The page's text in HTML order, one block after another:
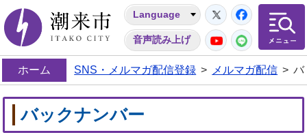
潮来市
Language
音声読み上げ
Twitter
YouTube
LINE
ホーム SNS・メルマガ配信登録 > メルマガ配信 > バ
バックナンバー